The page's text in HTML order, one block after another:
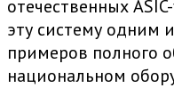
отечественных
эту систему одним
примеров полного
национальном